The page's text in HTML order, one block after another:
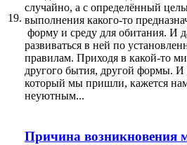
19.
случайно, а с определённый
выполнения какого-то
форму и среду для обитания. И
развиваться в ней по
правилам. Приходя в какой-то
другого бытия, другой формы. И
который мы пришли, кажется
неуютным...
Причина возникновения